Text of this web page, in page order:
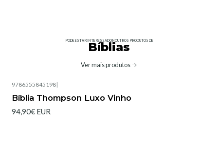
PODE ESTAR INTERESSADO NOUTROS PRODUTOS DE
Bíblias
Ver mais produtos
9786555845198|
Bíblia Thompson Luxo Vinho
94,90€ EUR